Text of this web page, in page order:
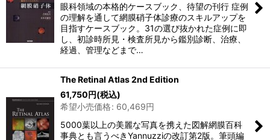
眼科領域の本格的ケースブック、待望の刊行 症例
の理解を通して網膜硝子体診療のスキルアップを
目指すケースブック。31の選び抜かれた症例に即
し、初診時所見・検査所見から鑑別診断、治療、
経過、管理などまで…
The Retinal Atlas 2nd Edition
61,750円(税込)
希望小売価格: 60,469円
5000葉以上の美麗な写真を携えた図解網膜百科
事典とも言うべきYannuzziの改訂第2版。筆頭編